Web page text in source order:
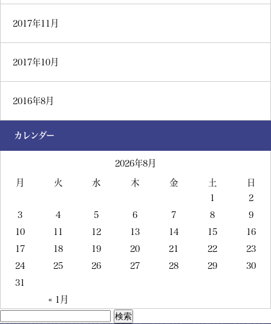
2017年11月
2017年10月
2016年8月
カレンダー
2026年8月
月 火 水 木 金 土 日
« 1月
1
2
3
4 5 6 7 8
9
10
11 12 13 14 15
16
17
18 19 20 21 22
23
24
25 26 27 28 29
30
31